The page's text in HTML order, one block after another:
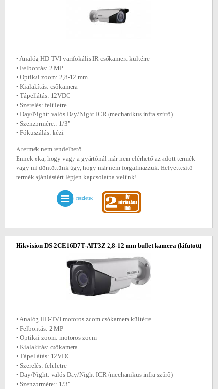
• Analóg HD-TVI varifokális IR csőkamera kültérre
• Felbontás: 2 MP
• Optikai zoom: 2,8-12 mm
• Kialakítás: csőkamera
• Tápellátás: 12VDC
• Szerelés: felületre
• Day/Night: valós Day/Night ICR (mechanikus infra szűrő)
• Szenzorméret: 1/3"
• Fókuszálás: kézi
A termék nem rendelhető.
Ennek oka, hogy vagy a gyártónál már nem elérhető az adott termék
vagy mi döntöttünk úgy, hogy már nem forgalmazzuk. Helyettesítő
termék ajánlásáért lépjen kapcsolatba velünk!
részletek
Hikvision DS-2CE16D7T-AIT3Z 2,8-12 mm bullet kamera (kifutott)
• Analóg HD-TVI motoros zoom csőkamera kültérre
• Felbontás: 2 MP
• Optikai zoom: motoros zoom
• Kialakítás: csőkamera
• Tápellátás: 12VDC
• Szerelés: felületre
• Day/Night: valós Day/Night ICR (mechanikus infra szűrő)
• Szenzorméret: 1/3"